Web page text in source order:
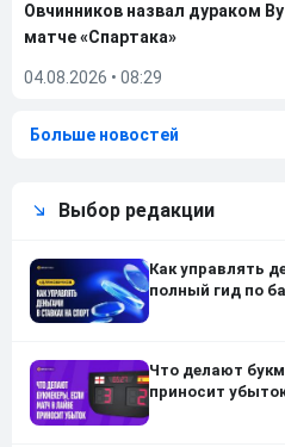
Овчинников назвал дураком
матче «Спартака»
04.08.2026 • 08:29
Больше новостей
Выбор редакции
Как управлять
полный гид по
Что делают
приносит